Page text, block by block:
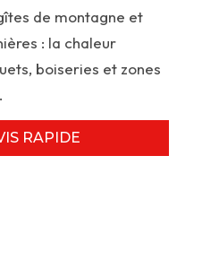
de montagne et
: la chaleur
boiseries et zones
RAPIDE